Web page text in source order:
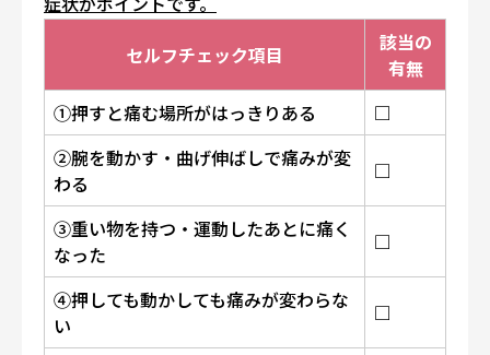
セルフチェック項目
該当の
有無
①押すと痛む場所がはっきりある
□
②腕を動かす・曲げ伸ばしで痛みが変
わる
□
③重い物を持つ・運動したあとに痛く
なった
□
④押しても動かしても痛みが変わらな
い
□